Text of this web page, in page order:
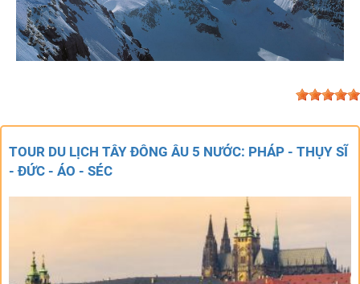
TOUR DU LỊCH TÂY ĐÔNG ÂU 5 NƯỚC: PHÁP - THỤY SĨ
- ĐỨC - ÁO - SÉC